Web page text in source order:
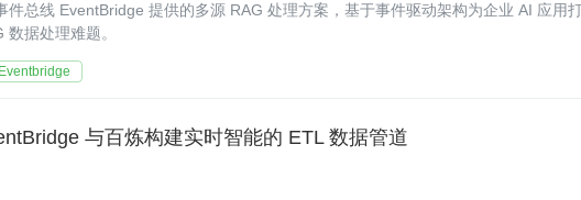
总线 EventBridge 提供的多源 RAG 处理方案，基于事件驱动架构为企业 AI 应用
据处理难题。
与百炼构建实时智能的 ETL 数据管道